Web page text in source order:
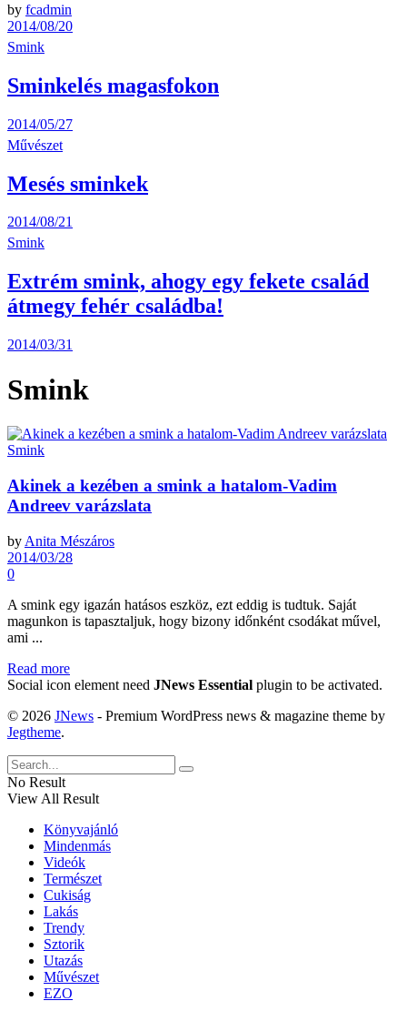
by fcadmin
2014/08/20
Smink
Sminkelés magasfokon
2014/05/27
Művészet
Mesés sminkek
2014/08/21
Smink
Extrém smink, ahogy egy fekete család
átmegy fehér családba!
2014/03/31
Smink
Smink
Akinek a kezében a smink a hatalom-Vadim
Andreev varázslata
by Anita Mészáros
2014/03/28
0
A smink egy igazán hatásos eszköz, ezt eddig is tudtuk. Saját
magunkon is tapasztaljuk, hogy bizony időnként csodákat művel,
ami ...
Read more
Social icon element need JNews Essential plugin to be activated.
© 2026 JNews - Premium WordPress news & magazine theme by
Jegtheme.
No Result
View All Result
Könyvajánló
Mindenmás
Videók
Természet
Cukiság
Lakás
Trendy
Sztorik
Utazás
Művészet
EZO